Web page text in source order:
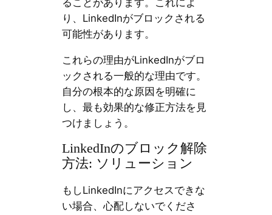
り、LinkedInがブロックされる
可能性があります。
これらの理由がLinkedInがブロ
ックされる一般的な理由です。
自分の根本的な原因を明確に
し、最も効果的な修正方法を見
つけましょう。
LinkedInのブロック解除
方法: ソリューション
もしLinkedInにアクセスできな
い場合、心配しないでくださ